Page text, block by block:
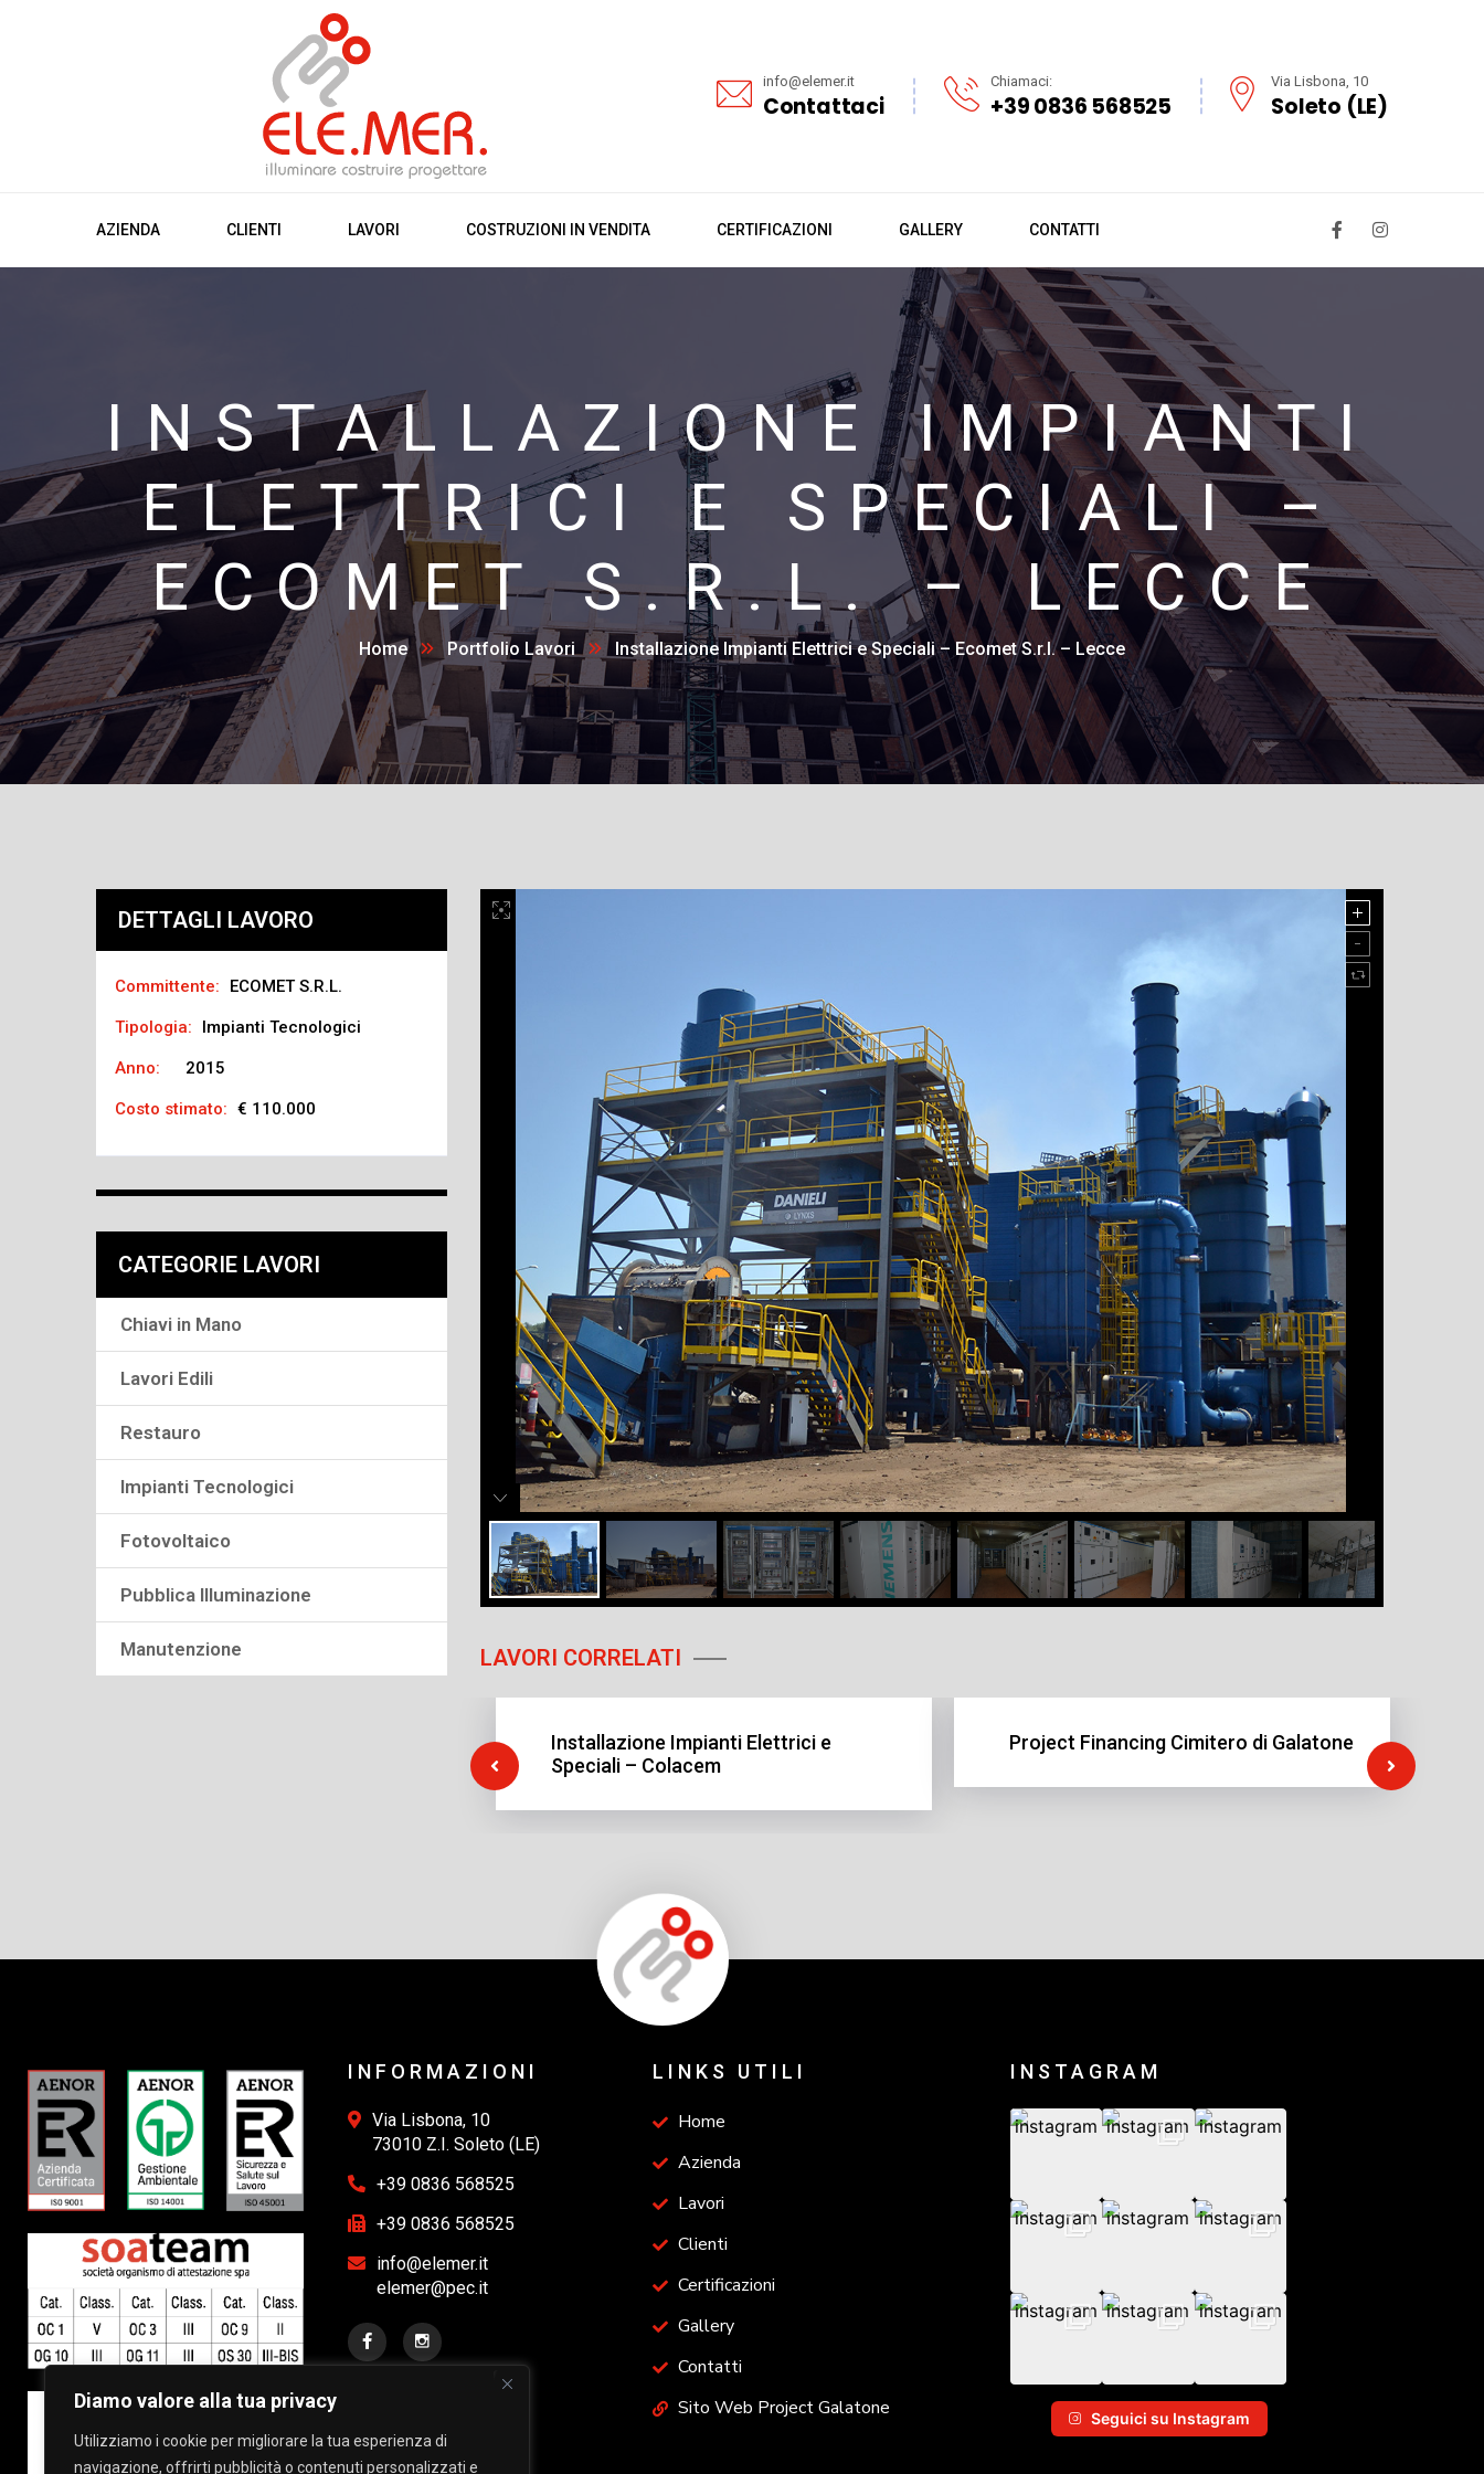
Diamo valore alla tua privacy
Utilizziamo i cookie per migliorare la tua esperienza di
navigazione, offrirti pubblicità o contenuti personalizzati e
info@elemer.it
Contattaci
Chiamaci:
+39 0836 568525
Via Lisbona, 10
Soleto (LE)
AZIENDA CLIENTI LAVORI COSTRUZIONI IN VENDITA CERTIFICAZIONI GALLERY CONTATTI
INSTALLAZIONE IMPIANTI
ELETTRICI E SPECIALI –
ECOMET S.R.L. – LECCE
Home Portfolio Lavori Installazione Impianti Elettrici e Speciali – Ecomet S.r.l. – Lecce
DETTAGLI LAVORO
Committente: ECOMET S.R.L.
Tipologia: Impianti Tecnologici
Anno: 2015
Costo stimato: € 110.000
CATEGORIE LAVORI
Chiavi in Mano
Lavori Edili
Restauro
Impianti Tecnologici
Fotovoltaico
Pubblica Illuminazione
Manutenzione LAVORI CORRELATI
Installazione Impianti Elettrici e
Speciali – Colacem
Project Financing Cimitero di Galatone
INFORMAZIONI
Via Lisbona, 10
73010 Z.I. Soleto (LE)
+39 0836 568525
+39 0836 568525
info@elemer.it
elemer@pec.it
LINKS UTILI
Home
Azienda
Lavori
Clienti
Certificazioni
Gallery
Contatti
Sito Web Project Galatone
INSTAGRAM
Seguici su Instagram